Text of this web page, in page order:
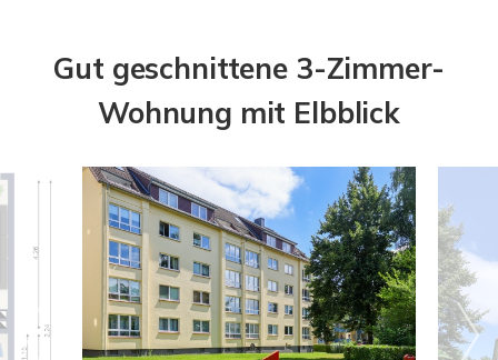
Gut geschnittene 3-Zimmer-
Wohnung mit Elbblick